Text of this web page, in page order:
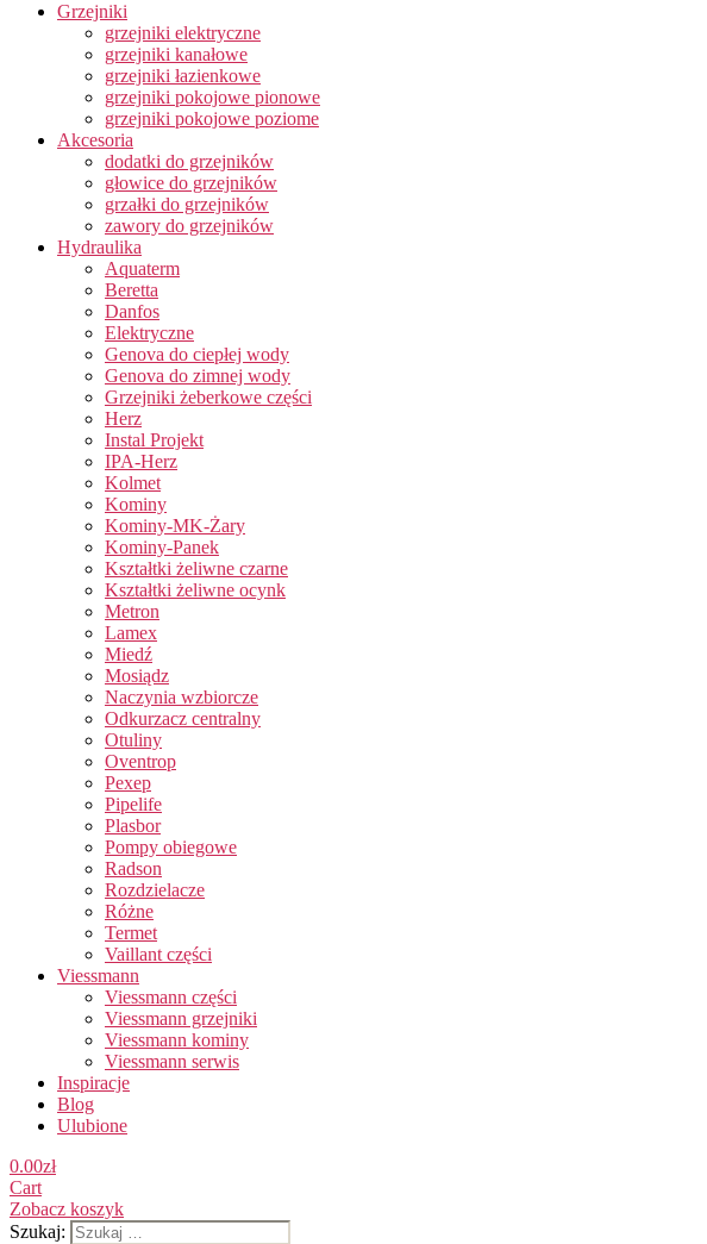
Grzejniki
grzejniki elektryczne
grzejniki kanałowe
grzejniki łazienkowe
grzejniki pokojowe pionowe
grzejniki pokojowe poziome
Akcesoria
dodatki do grzejników
głowice do grzejników
grzałki do grzejników
zawory do grzejników
Hydraulika
Aquaterm
Beretta
Danfos
Elektryczne
Genova do ciepłej wody
Genova do zimnej wody
Grzejniki żeberkowe części
Herz
Instal Projekt
IPA-Herz
Kolmet
Kominy
Kominy-MK-Żary
Kominy-Panek
Kształtki żeliwne czarne
Kształtki żeliwne ocynk
Metron
Lamex
Miedź
Mosiądz
Naczynia wzbiorcze
Odkurzacz centralny
Otuliny
Oventrop
Pexep
Pipelife
Plasbor
Pompy obiegowe
Radson
Rozdzielacze
Różne
Termet
Vaillant części
Viessmann
Viessmann części
Viessmann grzejniki
Viessmann kominy
Viessmann serwis
Inspiracje
Blog
Ulubione
0.00zł
Cart
Zobacz koszyk
Szukaj: